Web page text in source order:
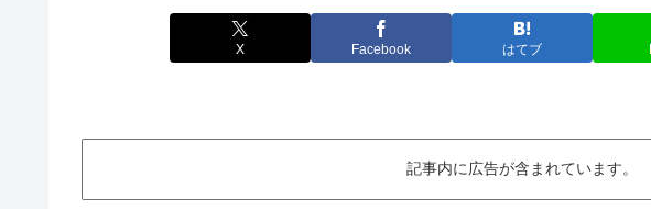
X Facebook はてブ
記事内に広告が含まれています。